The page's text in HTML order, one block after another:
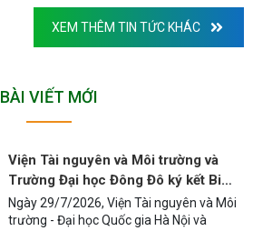
XEM THÊM TIN TỨC KHÁC
BÀI VIẾT MỚI
Viện Tài nguyên và Môi trường và
Trường Đại học Đông Đô ký kết Biên
bản ghi nhớ hợp tác về đào tạo và
nghiên cứu khoa học
Ngày 29/7/2026, Viện Tài nguyên và Môi
trường - Đại học Quốc gia Hà Nội và